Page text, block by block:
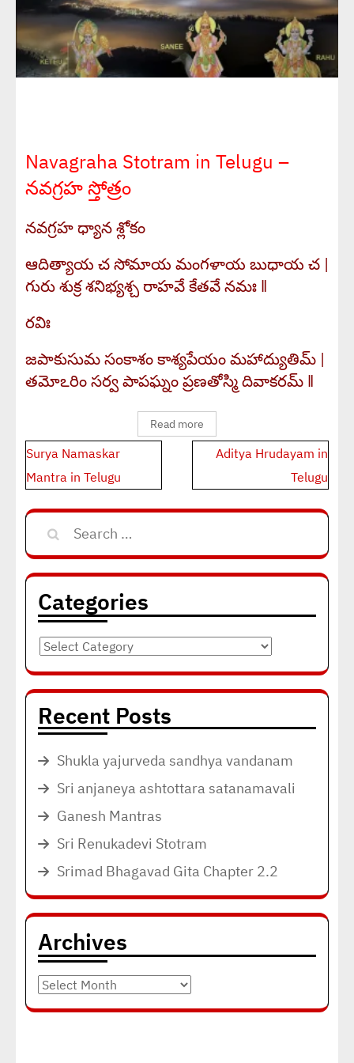
Navagraha Stotram in Telugu –
నవగ్రహ స్తోత్రం
నవగ్రహ ధ్యాన శ్లోకం
ఆదిత్యాయ చ సోమాయ మంగళాయ బుధాయ చ |
గురు శుక్ర శనిభ్యశ్చ రాహవే కేతవే నమః ‖
రవిః
జపాకుసుమ సంకాశం కాశ్యపేయం మహాద్యుతిమ్ |
తమోఽరిం సర్వ పాపఘ్నం ప్రణతోస్మి దివాకరమ్ ‖
Read more
Post
navigation
Surya Namaskar
Mantra in Telugu
Aditya Hrudayam in
Telugu
Search
for:
Categories
Categories
Recent Posts
Shukla yajurveda sandhya vandanam
Sri anjaneya ashtottara satanamavali
Ganesh Mantras
Sri Renukadevi Stotram
Srimad Bhagavad Gita Chapter 2.2
Archives
Archives